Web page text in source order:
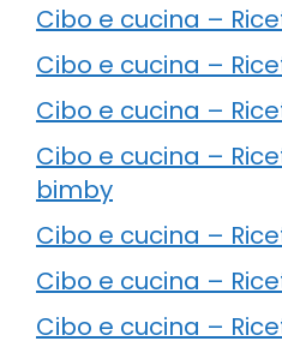
Cibo e cucina –
Cibo e cucina –
Cibo e cucina –
Cibo e cucina –
bimby
Cibo e cucina –
Cibo e cucina –
Cibo e cucina –